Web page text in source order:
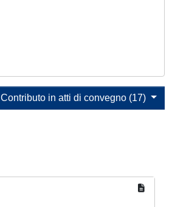
Contributo in atti di convegno (17)